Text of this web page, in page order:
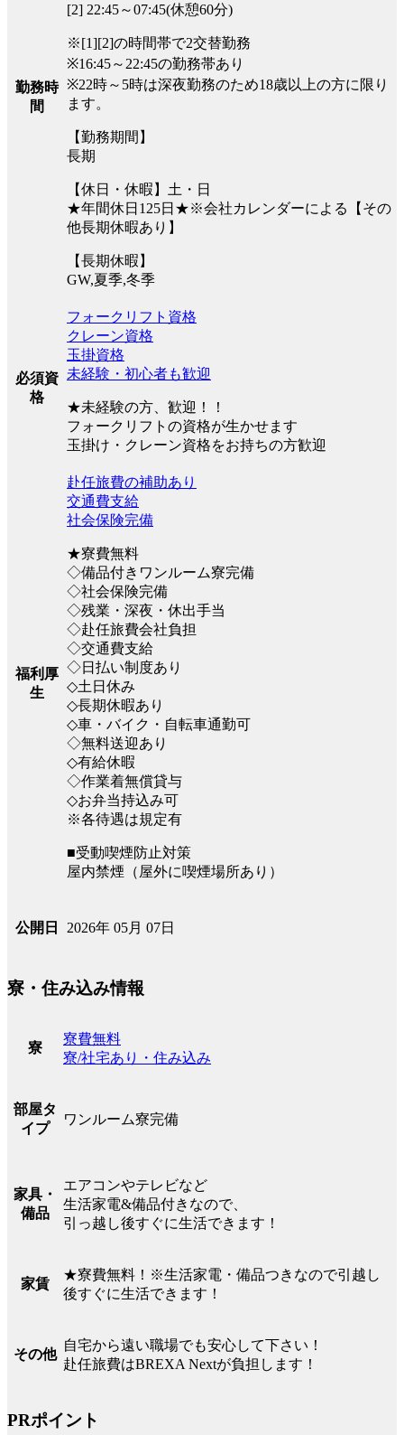
勤務時
間
[2] 22:45～07:45(休憩60分)
※[1][2]の時間帯で2交替勤務
※16:45～22:45の勤務帯あり
※22時～5時は深夜勤務のため18歳以上の方に限り
ます。
【勤務期間】
長期
【休日・休暇】土・日
★年間休日125日★※会社カレンダーによる【その
他長期休暇あり】
【長期休暇】
GW,夏季,冬季
必須資
格
フォークリフト資格
クレーン資格
玉掛資格
未経験・初心者も歓迎
★未経験の方、歓迎！！
フォークリフトの資格が生かせます
玉掛け・クレーン資格をお持ちの方歓迎
福利厚
生
赴任旅費の補助あり
交通費支給
社会保険完備
★寮費無料
◇備品付きワンルーム寮完備
◇社会保険完備
◇残業・深夜・休出手当
◇赴任旅費会社負担
◇交通費支給
◇日払い制度あり
◇土日休み
◇長期休暇あり
◇車・バイク・自転車通勤可
◇無料送迎あり
◇有給休暇
◇作業着無償貸与
◇お弁当持込み可
※各待遇は規定有
■受動喫煙防止対策
屋内禁煙（屋外に喫煙場所あり）
公開日 2026年 05月 07日
寮・住み込み情報
寮
寮費無料
寮/社宅あり・住み込み
部屋タ
イプ
ワンルーム寮完備
家具・
備品
エアコンやテレビなど
生活家電&備品付きなので、
引っ越し後すぐに生活できます！
家賃
★寮費無料！※生活家電・備品つきなので引越し
後すぐに生活できます！
その他
自宅から遠い職場でも安心して下さい！
赴任旅費はBREXA Nextが負担します！
PRポイント